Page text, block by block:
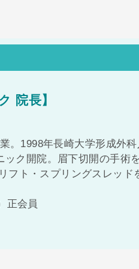
院長】
。1998年長崎大学形成外
ク開院。眉下切開の手術
フト・スプリングスレッド
正会員